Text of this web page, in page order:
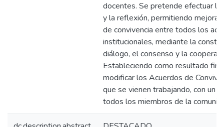
docentes. Se pretende efectuar la
y la reflexión, permitiendo mejorar
de convivencia entre todos los
institucionales, mediante la
diálogo, el consenso y la
Estableciendo como resultado
modificar los Acuerdos de
que se vienen trabajando, con un
todos los miembros de la